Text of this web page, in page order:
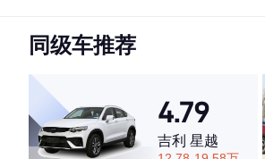
·空间表现较为优秀，优于91%同级车
同级车推荐
4.79
吉利 星越